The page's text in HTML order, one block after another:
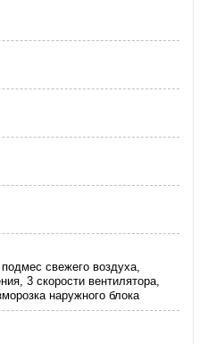
свежего воздуха,
3 скорости вентилятора,
наружного блока